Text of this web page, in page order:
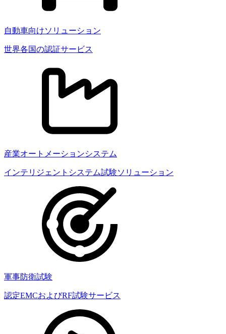
自動車向けソリューション
世界各国の認証サービス
産業オートメーションシステム
インテリジェントシステム試験ソリューション
軍事防衛試験
認定EMCおよびRF試験サービス